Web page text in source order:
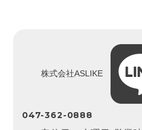
株式会社ASLIKE
047-362-0888